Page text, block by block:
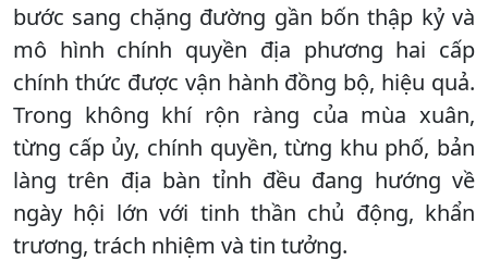
bước sang chặng đường gần bốn thập kỷ và
mô hình chính quyền địa phương hai cấp
chính thức được vận hành đồng bộ, hiệu quả.
Trong không khí rộn ràng của mùa xuân,
từng cấp ủy, chính quyền, từng khu phố, bản
làng trên địa bàn tỉnh đều đang hướng về
ngày hội lớn với tinh thần chủ động, khẩn
trương, trách nhiệm và tin tưởng.